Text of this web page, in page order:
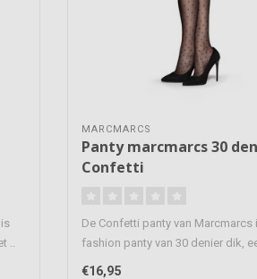
MARCMARCS
Panty marcmarcs 30 den
Confetti
De Confetti panty van Marcmarcs
fashion panty van 30 denier dik,
€16,95